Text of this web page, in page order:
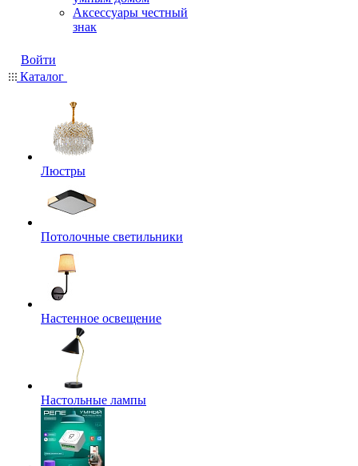
Аксессуары честный
знак
Войти
Каталог
Люстры
Потолочные светильники
Настенное освещение
Настольные лампы